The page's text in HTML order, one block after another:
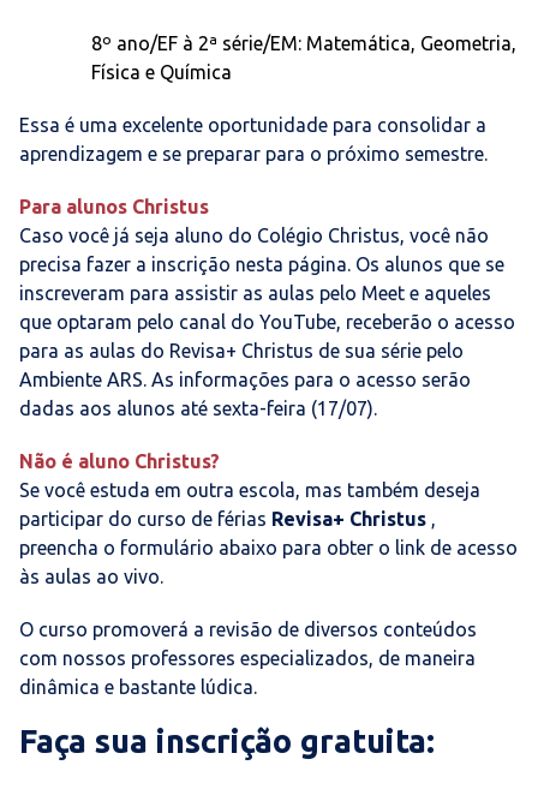
8º ano/EF à 2ª série/EM: Matemática, Geometria,
Física e Química
Essa é uma excelente oportunidade para consolidar a
aprendizagem e se preparar para o próximo semestre.
Para alunos Christus
Caso você já seja aluno do Colégio Christus, você não
precisa fazer a inscrição nesta página. Os alunos que se
inscreveram para assistir as aulas pelo Meet e aqueles
que optaram pelo canal do YouTube, receberão o acesso
para as aulas do Revisa+ Christus de sua série pelo
Ambiente ARS. As informações para o acesso serão
dadas aos alunos até sexta-feira (17/07).
Não é aluno Christus?
Se você estuda em outra escola, mas também deseja
participar do curso de férias Revisa+ Christus ,
preencha o formulário abaixo para obter o link de acesso
às aulas ao vivo.
O curso promoverá a revisão de diversos conteúdos
com nossos professores especializados, de maneira
dinâmica e bastante lúdica.
Faça sua inscrição gratuita: